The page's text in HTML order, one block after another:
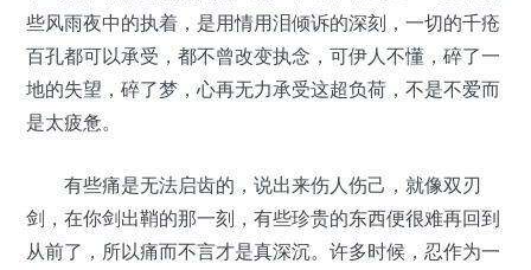
些风雨夜中的执着，是用情用泪倾诉的深刻，一切的千疮
百孔都可以承受，都不曾改变执念，可伊人不懂，碎了一
地的失望，碎了梦，心再无力承受这超负荷，不是不爱而
是太疲惫。
有些痛是无法启齿的，说出来伤人伤己，就像双刃
剑，在你剑出鞘的那一刻，有些珍贵的东西便很难再回到
从前了，所以痛而不言才是真深沉。许多时候，忍作为一